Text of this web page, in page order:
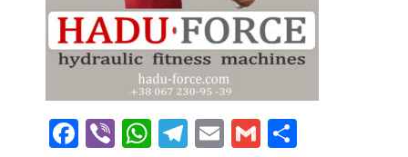
Facebook
ViberWhatsApp
Telegram
EmailGmail